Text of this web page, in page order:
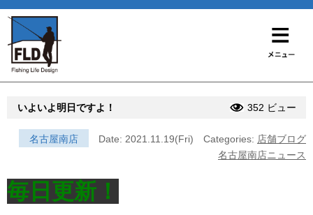
いよいよ明日ですよ！ 352 ビュー
名古屋南店 Date: 2021.11.19(Fri) Categories: 店舗ブログ
名古屋南店ニュース
毎日更新！